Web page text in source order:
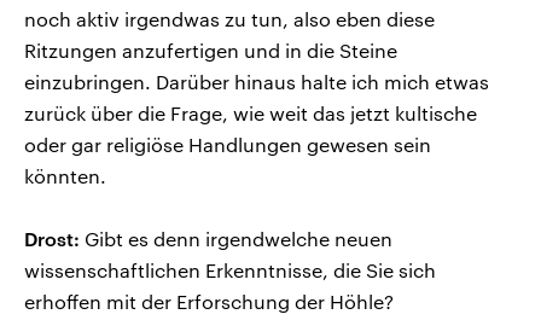
noch aktiv irgendwas zu tun, also eben diese
Ritzungen anzufertigen und in die Steine
einzubringen. Darüber hinaus halte ich mich etwas
zurück über die Frage, wie weit das jetzt kultische
oder gar religiöse Handlungen gewesen sein
könnten.
Drost: Gibt es denn irgendwelche neuen
wissenschaftlichen Erkenntnisse, die Sie sich
erhoffen mit der Erforschung der Höhle?